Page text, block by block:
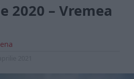
2020 – Vremea